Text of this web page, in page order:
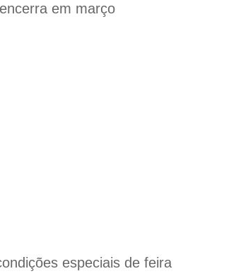
em março
especiais de feira